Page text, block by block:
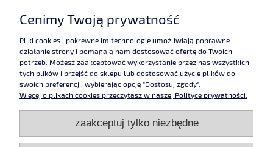
Moje konto
Informacje
Użytkowanie sklepu oznacza zgodę na wykorzystywanie plików cookies.
Szczegółowe informacje wPolityce prywatności
Cenimy Twoją prywatność
Pliki cookies i pokrewne im technologie umożliwiają poprawne
działanie strony i pomagają nam dostosować ofertę do Twoich
potrzeb. Możesz zaakceptować wykorzystanie przez nas wszystkich
tych plików i przejść do sklepu lub dostosować użycie plików do
swoich preferencji, wybierając opcję "Dostosuj zgody".
Więcej o plikach cookies przeczytasz w naszej Polityce prywatności.
zaakceptuj tylko niezbędne